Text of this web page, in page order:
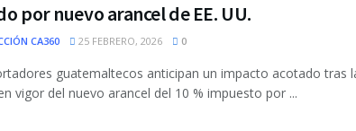
por nuevo arancel de EE. UU.
CA360 25 FEBRERO, 2026 0
guatemaltecos anticipan un impacto acotado tras
vigor del nuevo arancel del 10 % impuesto por ...